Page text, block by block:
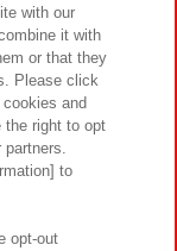
トポリシー
ィ方針と検証結果
問・お問い合わせ
with our
it with
or that they
Please click
and
the right to opt
partners.
to
opt-out